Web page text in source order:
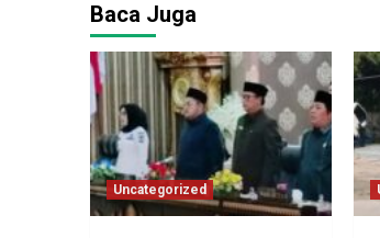
Baca Juga
Uncategorized